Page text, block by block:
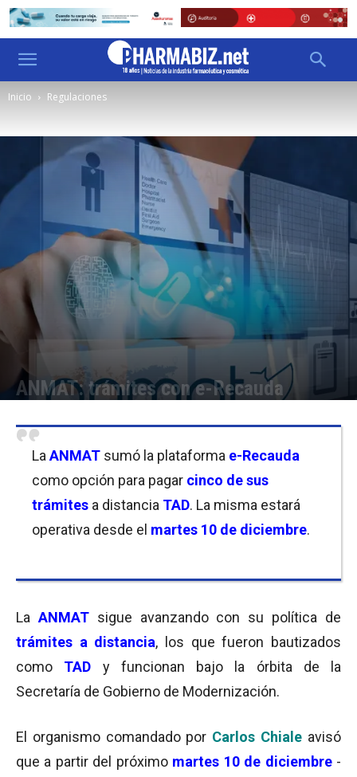
Inicio Regulaciones
ANMAT: trámites con e-Recauda
La ANMAT sumó la plataforma e-Recauda
como opción para pagar cinco de sus
trámites a distancia TAD. La misma estará
operativa desde el martes 10 de diciembre.
La ANMAT sigue avanzando con su política de
trámites a distancia, los que fueron bautizados
como TAD y funcionan bajo la órbita de la
Secretaría de Gobierno de Modernización.
El organismo comandado por Carlos Chiale avisó
que a partir del próximo martes 10 de diciembre -